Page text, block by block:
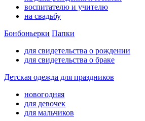
воспитателю и учителю
на свадьбу
Бонбоньерки Папки
для свидетельства о рождении
для свидетельства о браке
Детская одежда для праздников
новогодняя
для девочек
для мальчиков